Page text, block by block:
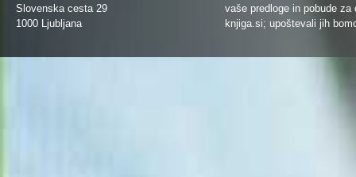
Slovenska cesta 29
1000 Ljubljana
vaše predloge in pobude
knjiga.si; upoštevali jih